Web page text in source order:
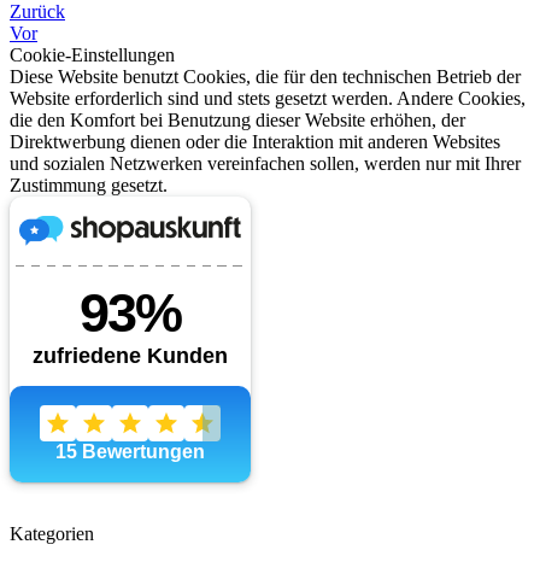
Zurück
Vor
Cookie-Einstellungen
Diese Website benutzt Cookies, die für den technischen Betrieb der
Website erforderlich sind und stets gesetzt werden. Andere Cookies,
die den Komfort bei Benutzung dieser Website erhöhen, der
Direktwerbung dienen oder die Interaktion mit anderen Websites
und sozialen Netzwerken vereinfachen sollen, werden nur mit Ihrer
Zustimmung gesetzt.
Kategorien